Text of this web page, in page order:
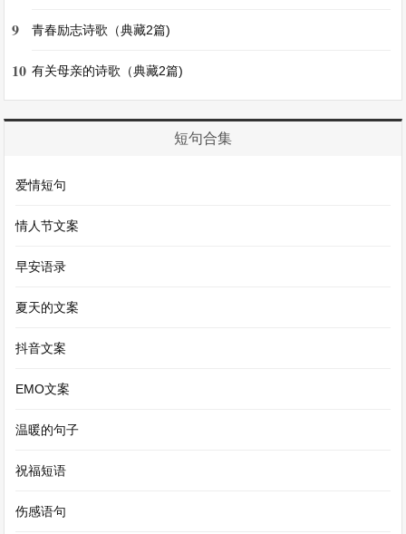
心准备各种祭品，如水果、糕点等。到达墓地后，
先清理墓周围的杂草，然后摆上祭品，点上香烛，
承的体现，让家族中的晚辈了解家族的历史和先辈
们的奋斗历程。
而端午节，家乡的风俗更是充满了浓浓的文化气
息。清晨，大人们就会去采摘新鲜的艾草挂在门
粽子，粽叶的清香弥漫在整个屋子。包粽子的手法
多样，有三角粽、四角粽等。里面的馅料也丰富极
蓄势待发。随着一声令下，龙舟手们奋力划桨，龙
9 青春励志诗歌（典藏2篇)
10 有关母亲的诗歌（典藏2篇)
短句合集
爱情短句
情人节文案
早安语录
夏天的文案
抖音文案
EMO文案
温暖的句子
祝福短语
伤感语句